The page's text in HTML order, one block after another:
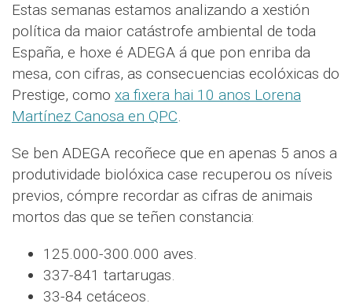
Estas semanas estamos analizando a xestión
política da maior catástrofe ambiental de toda
España, e hoxe é ADEGA á que pon enriba da
mesa, con cifras, as consecuencias ecolóxicas do
Prestige, como xa fixera hai 10 anos Lorena
Martínez Canosa en QPC.
Se ben ADEGA recoñece que en apenas 5 anos a
produtividade biolóxica case recuperou os níveis
previos, cómpre recordar as cifras de animais
mortos das que se teñen constancia:
125.000-300.000 aves.
337-841 tartarugas.
33-84 cetáceos.